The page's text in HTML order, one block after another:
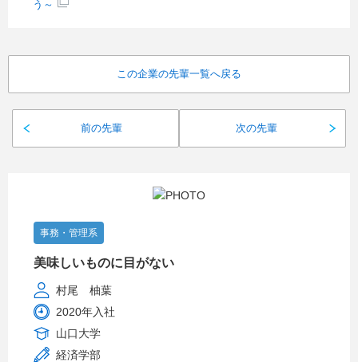
う～
前の先輩
この企業の先輩一覧へ戻る
次の先輩
事務・管理系
美味しいものに目がない
村尾 柚葉
2020年入社
山口大学
経済学部